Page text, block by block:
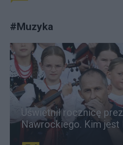
#Muzyka
Uświetnił rocznicę
Nawrockiego. Kim jest